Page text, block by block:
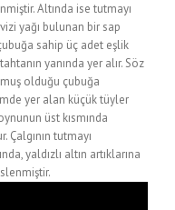
Altında ise tutmayı
yağı bulunan bir sap
sahip üç adet eşlik
yanında yer alır. Söz
olduğu çubuğa
yer alan küçük tüyler
üst kısmında
tutmayı
yaldızlı altın artıklarına